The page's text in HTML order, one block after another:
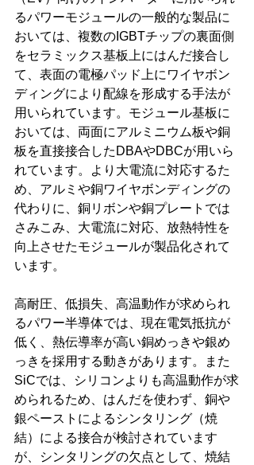
るパワーモジュールの一般的な製品に
おいては、複数のIGBTチップの裏面側
をセラミックス基板上にはんだ接合し
て、表面の電極パッド上にワイヤボン
ディングにより配線を形成する手法が
用いられています。モジュール基板に
おいては、両面にアルミニウム板や銅
板を直接接合したDBAやDBCが用いら
れています。より大電流に対応するた
め、アルミや銅ワイヤボンディングの
代わりに、銅リボンや銅プレートでは
さみこみ、大電流に対応、放熱特性を
向上させたモジュールが製品化されて
います。
高耐圧、低損失、高温動作が求められ
るパワー半導体では、現在電気抵抗が
低く、熱伝導率が高い銅めっきや銀め
っきを採用する動きがあります。また
SiCでは、シリコンよりも高温動作が求
められるため、はんだを使わず、銅や
銀ペーストによるシンタリング（焼
結）による接合が検討されています
が、シンタリングの欠点として、焼結